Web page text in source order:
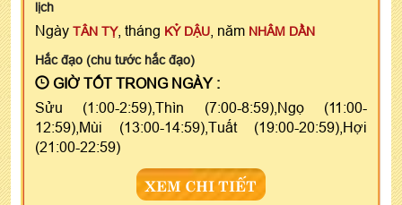
lịch
Ngày TÂN TỴ, tháng KỶ DẬU , năm NHÂM DẦN
Hắc đạo (chu tước hắc đạo)
GIỜ TỐT TRONG NGÀY :
Sửu (1:00-2:59),Thìn (7:00-8:59),Ngọ (11:00-
12:59),Mùi (13:00-14:59),Tuất (19:00-20:59),Hợi
(21:00-22:59)
XEM CHI TIẾT